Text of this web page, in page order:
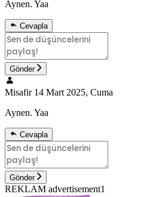
Aynen. Yaa
Cevapla
Gönder
Misafir 14 Mart 2025, Cuma
Aynen. Yaa
Cevapla
Gönder
REKLAM advertisement1